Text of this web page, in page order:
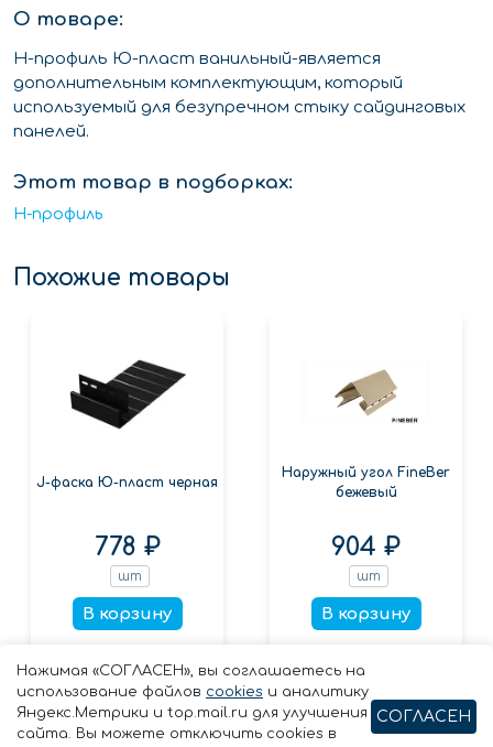
О товаре:
Н-профиль Ю-пласт ванильный-является
дополнительным комплектующим, который
используемый для безупречном стыку сайдинговых
панелей.
Этот товар в подборках:
H-профиль
Похожие товары
J-фаска Ю-пласт черная
778 ₽
шт
В корзину
Наружный угол FineBer
бежевый
904 ₽
шт
В корзину
Нажимая «СОГЛАСЕН», вы соглашаетесь на
использование файлов cookies и аналитику
Яндекс.Метрики и top.mail.ru для улучшения
сайта. Вы можете отключить cookies в
СОГЛАСЕН